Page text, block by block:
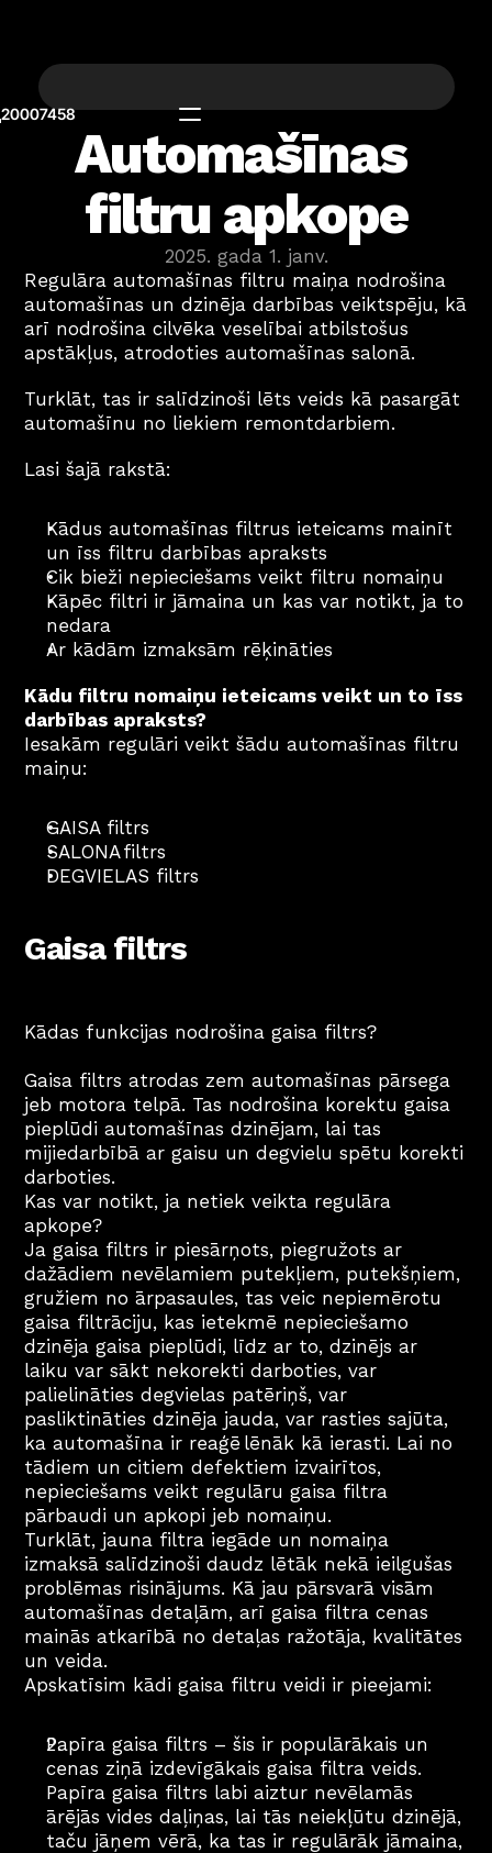
20007458
Automašīnas
filtru apkope
2025. gada 1. janv.
Regulāra automašīnas filtru maiņa nodrošina
automašīnas un dzinēja darbības veiktspēju, kā
arī nodrošina cilvēka veselībai atbilstošus
apstākļus, atrodoties automašīnas salonā.
Turklāt, tas ir salīdzinoši lēts veids kā pasargāt
automašīnu no liekiem remontdarbiem.
Lasi šajā rakstā:
Kādus automašīnas filtrus ieteicams mainīt
un īss filtru darbības apraksts
Cik bieži nepieciešams veikt filtru nomaiņu
Kāpēc filtri ir jāmaina un kas var notikt, ja to
nedara
Ar kādām izmaksām rēķināties
Kādu filtru nomaiņu ieteicams veikt un to īss
darbības apraksts?
Iesakām regulāri veikt šādu automašīnas filtru
maiņu:
GAISA filtrs
SALONA filtrs
DEGVIELAS filtrs
Gaisa filtrs
Kādas funkcijas nodrošina gaisa filtrs?
Gaisa filtrs atrodas zem automašīnas pārsega
jeb motora telpā. Tas nodrošina korektu gaisa
pieplūdi automašīnas dzinējam, lai tas
mijiedarbībā ar gaisu un degvielu spētu korekti
darboties.
Kas var notikt, ja netiek veikta regulāra
apkope?
Ja gaisa filtrs ir piesārņots, piegružots ar
dažādiem nevēlamiem putekļiem, putekšņiem,
gružiem no ārpasaules, tas veic nepiemērotu
gaisa filtrāciju, kas ietekmē nepieciešamo
dzinēja gaisa pieplūdi, līdz ar to, dzinējs ar
laiku var sākt nekorekti darboties, var
palielināties degvielas patēriņš, var
pasliktināties dzinēja jauda, var rasties sajūta,
ka automašīna ir reaģē lēnāk kā ierasti. Lai no
tādiem un citiem defektiem izvairītos,
nepieciešams veikt regulāru gaisa filtra
pārbaudi un apkopi jeb nomaiņu.
Turklāt, jauna filtra iegāde un nomaiņa
izmaksā salīdzinoši daudz lētāk nekā ieilgušas
problēmas risinājums. Kā jau pārsvarā visām
automašīnas detaļām, arī gaisa filtra cenas
mainās atkarībā no detaļas ražotāja, kvalitātes
un veida.
Apskatīsim kādi gaisa filtru veidi ir pieejami:
Papīra gaisa filtrs – šis ir populārākais un
cenas ziņā izdevīgākais gaisa filtra veids.
Papīra gaisa filtrs labi aiztur nevēlamās
ārējās vides daļiņas, lai tās neiekļūtu dzinējā,
taču jāņem vērā, ka tas ir regulārāk jāmaina,